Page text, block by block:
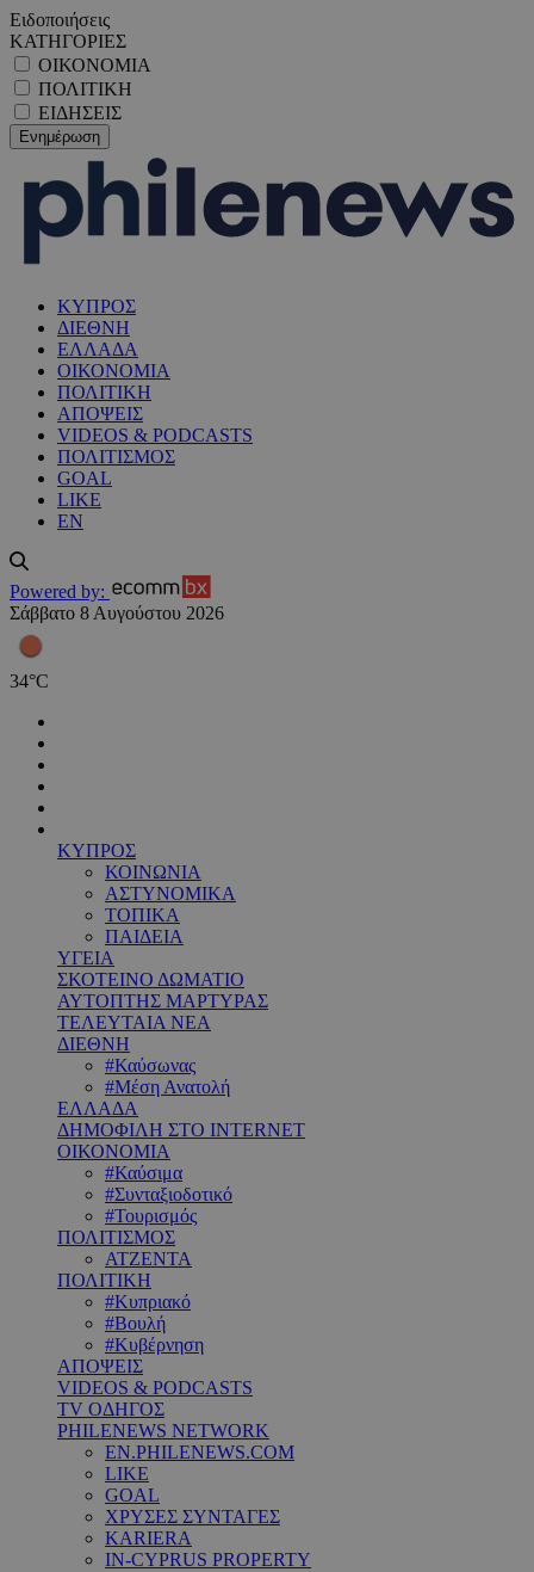
Ειδοποιήσεις
ΚΑΤΗΓΟΡΙΕΣ
ΟΙΚΟΝΟΜΙΑ
ΠΟΛΙΤΙΚΗ
ΕΙΔΗΣΕΙΣ
ΚΥΠΡΟΣ
ΔΙΕΘΝΗ
ΕΛΛΑΔΑ
ΟΙΚΟΝΟΜΙΑ
ΠΟΛΙΤΙΚΗ
ΑΠΟΨΕΙΣ
VIDEOS & PODCASTS
ΠΟΛΙΤΙΣΜΟΣ
GOAL
LIKE
EN
Powered by:
Σάββατο 8 Αυγούστου 2026
34°C
ΚΥΠΡΟΣ
ΚΟΙΝΩΝΙΑ
ΑΣΤΥΝΟΜΙΚΑ
ΤΟΠΙΚΑ
ΠΑΙΔΕΙΑ
ΥΓΕΙΑ
ΣΚΟΤΕΙΝΟ ΔΩΜΑΤΙΟ
ΑΥΤΟΠΤΗΣ ΜΑΡΤΥΡΑΣ
ΤΕΛΕΥΤΑΙΑ ΝΕΑ
ΔΙΕΘΝΗ
#Καύσωνας
#Μέση Ανατολή
ΕΛΛΑΔΑ
ΔΗΜΟΦΙΛΗ ΣΤΟ INTERNET
ΟΙΚΟΝΟΜΙΑ
#Καύσιμα
#Συνταξιοδοτικό
#Τουρισμός
ΠΟΛΙΤΙΣΜΟΣ
ΑΤΖΕΝΤΑ
ΠΟΛΙΤΙΚΗ
#Κυπριακό
#Βουλή
#Κυβέρνηση
ΑΠΟΨΕΙΣ
VIDEOS & PODCASTS
TV ΟΔΗΓΟΣ
PHILENEWS NETWORK
EN.PHILENEWS.COM
LIKE
GOAL
ΧΡΥΣΕΣ ΣΥΝΤΑΓΕΣ
KARIERA
IN-CYPRUS PROPERTY